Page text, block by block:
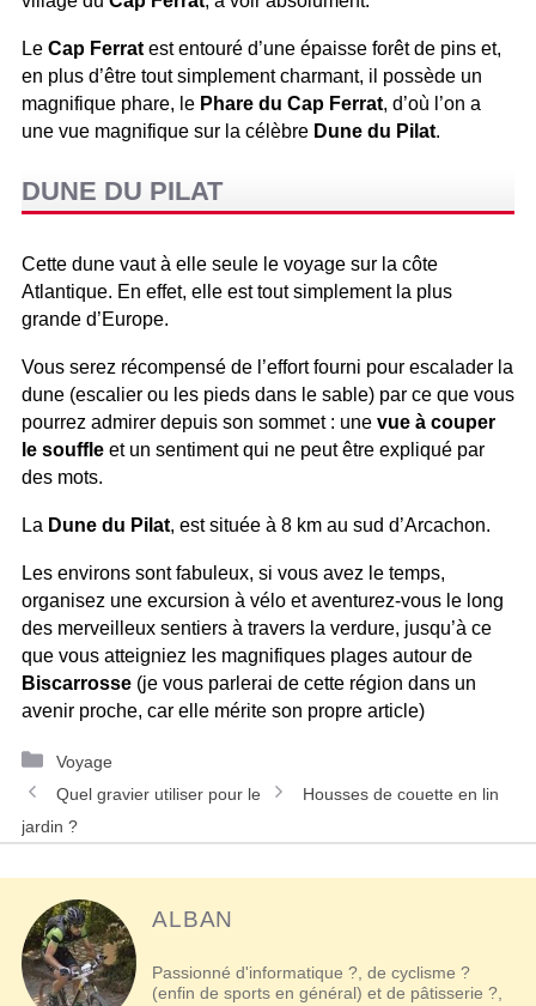
Le Cap Ferrat est entouré d’une épaisse forêt de pins et,
en plus d’être tout simplement charmant, il possède un
magnifique phare, le Phare du Cap Ferrat, d’où l’on a
une vue magnifique sur la célèbre Dune du Pilat.
DUNE DU PILAT
Cette dune vaut à elle seule le voyage sur la côte
Atlantique. En effet, elle est tout simplement la plus
grande d’Europe.
Vous serez récompensé de l’effort fourni pour escalader la
dune (escalier ou les pieds dans le sable) par ce que vous
pourrez admirer depuis son sommet : une vue à couper
le souffle et un sentiment qui ne peut être expliqué par
des mots.
La Dune du Pilat, est située à 8 km au sud d’Arcachon.
Les environs sont fabuleux, si vous avez le temps,
organisez une excursion à vélo et aventurez-vous le long
des merveilleux sentiers à travers la verdure, jusqu’à ce
que vous atteigniez les magnifiques plages autour de
Biscarrosse (je vous parlerai de cette région dans un
avenir proche, car elle mérite son propre article)
Catégories
Voyage
Navigation
des
Quel gravier utiliser pour le
jardin ?
Housses de couette en lin
ALBAN
Passionné d'informatique ?, de cyclisme ?
(enfin de sports en général) et de pâtisserie ?,